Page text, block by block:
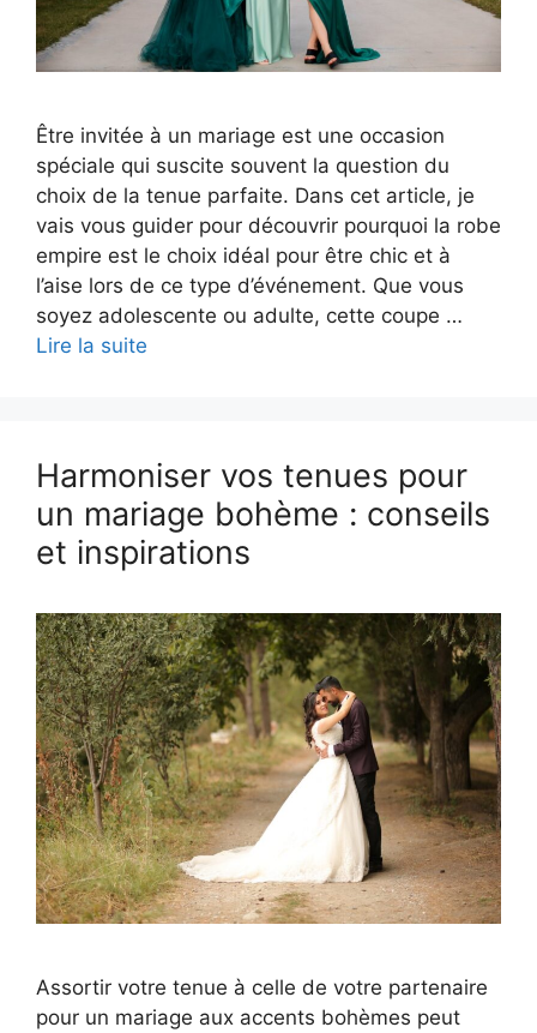
Être invitée à un mariage est une occasion
spéciale qui suscite souvent la question du
choix de la tenue parfaite. Dans cet article, je
vais vous guider pour découvrir pourquoi la robe
empire est le choix idéal pour être chic et à
l’aise lors de ce type d’événement. Que vous
soyez adolescente ou adulte, cette coupe …
Lire la suite
Harmoniser vos tenues pour
un mariage bohème : conseils
et inspirations
Assortir votre tenue à celle de votre partenaire
pour un mariage aux accents bohèmes peut